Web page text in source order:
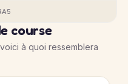
course
à quoi ressemblera